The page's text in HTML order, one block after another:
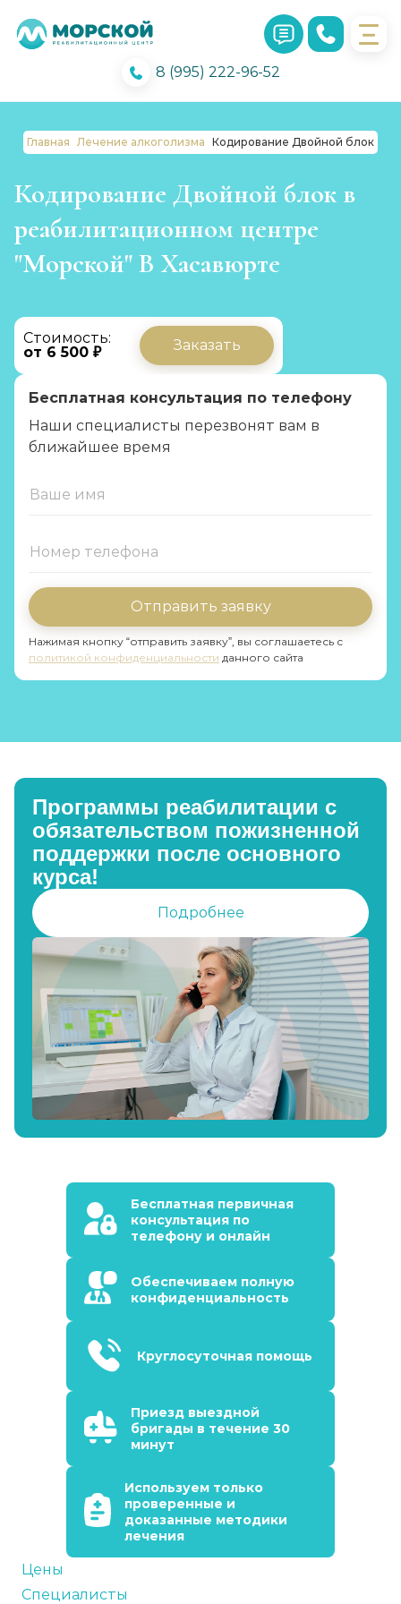
8 (995) 222-96-52
Главная Лечение алкоголизма Кодирование Двойной блок
Кодирование Двойной блок в
реабилитационном центре
"Морской" В Хасавюрте
Стоимость:
от 6 500 ₽
Заказать
Бесплатная консультация по телефону
Наши специалисты перезвонят вам в
ближайшее время
Отправить заявку
Нажимая кнопку “отправить заявку”, вы соглашаетесь с
политикой конфиденциальности данного сайта
Программы реабилитации с
обязательством пожизненной
поддержки после основного
курса!
Подробнее
Бесплатная первичная
консультация по
телефону и онлайн
Обеспечиваем полную
конфиденциальность
Круглосуточная помощь
Приезд выездной
бригады в течение 30
минут
Используем только
проверенные и
доказанные методики
лечения
Цены
Специалисты